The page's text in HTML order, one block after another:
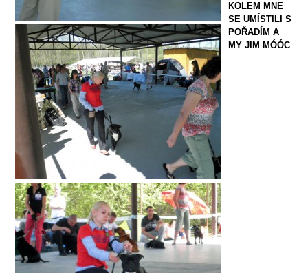
KOLEM MNE
SE UMÍSTILI S
POŘADÍM A
MY JIM MÓÓC